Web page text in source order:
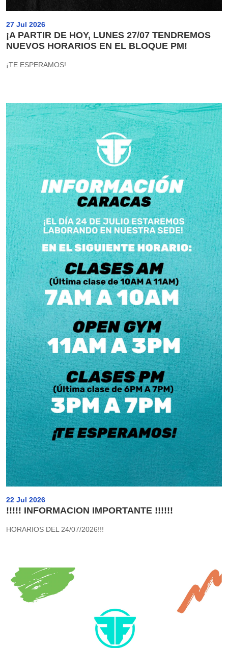
27 Jul 2026
¡A PARTIR DE HOY, LUNES 27/07 TENDREMOS
NUEVOS HORARIOS EN EL BLOQUE PM!
¡TE ESPERAMOS!
22 Jul 2026
!!!!! INFORMACION IMPORTANTE !!!!!!
HORARIOS DEL 24/07/2026!!!